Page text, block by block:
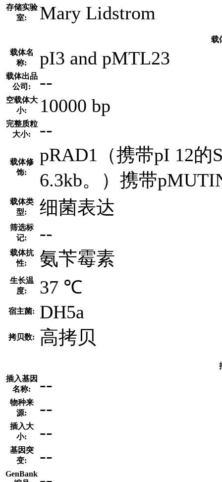
存储实验
室:
Mary Lidstrom
载
载体名
称:
pI3 and pMTL23
载体出品
公司:
--
空载体大
小:
10000 bp
完整质粒
大小:
--
载体修
饰:
pRAD1（携带pI 12的
6.3kb。）携带
载体类
型:
细菌表达
筛选标
记:
--
载体抗
性:
氨苄霉素
生长温
度:
37 ℃
宿主菌: DH5a
拷贝数: 高拷贝
插入基因
名称:
--
物种来
源:
--
插入大
小:
--
基因突
变:
--
GenBank